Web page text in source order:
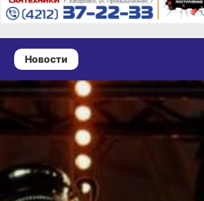
Новости
22 сентября 2025 г., 14:18
Москвич стал
чемпионом
по панна-
футболу